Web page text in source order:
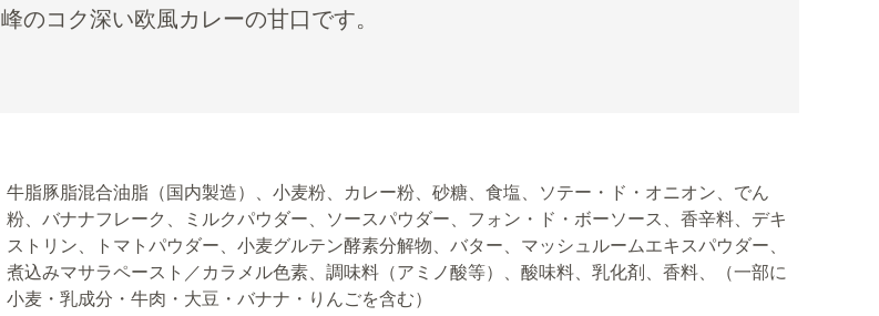
のコク深い欧風カレーの甘口です。
牛脂豚脂混合油脂（国内製造）、小麦粉、カレー粉、砂糖、食塩、ソテー・ド・オニオン、でん
粉、バナナフレーク、ミルクパウダー、ソースパウダー、フォン・ド・ボーソース、香辛料、デキ
ストリン、トマトパウダー、小麦グルテン酵素分解物、バター、マッシュルームエキスパウダー、
煮込みマサラペースト／カラメル色素、調味料（アミノ酸等）、酸味料、乳化剤、香料、（一部に
小麦・乳成分・牛肉・大豆・バナナ・りんごを含む）